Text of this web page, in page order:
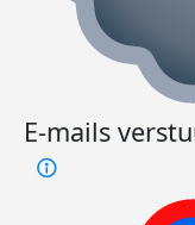
E-mails